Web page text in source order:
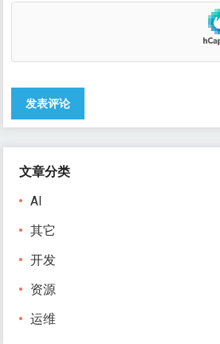
文章分类
AI
其它
开发
资源
运维